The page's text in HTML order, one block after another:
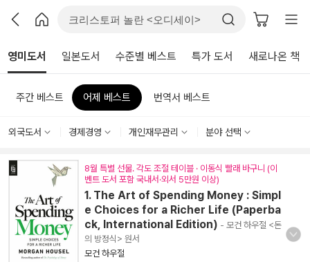
영미도서 일본도서 수준별 베스트 특가 도서 새로나온 책
주간 베스트 어제 베스트 번역서 베스트
외국도서 경제경영 개인재무관리 분야 선택
8월 특별 선물. 각도 조절 테이블 · 이동식 빨래 바구니 (이
벤트 도서 포함 국내서·외서 5만원 이상)
1. The Art of Spending Money : Simpl
e Choices for a Richer Life (Paperba
ck, International Edition) - 모건 하우절 <돈
의 방정식> 원서
모건 하우절